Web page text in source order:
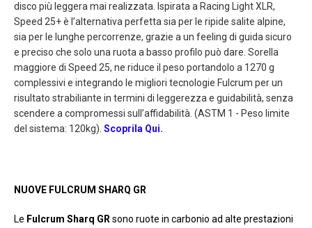
disco più leggera mai realizzata. Ispirata a Racing Light XLR,
Speed 25+ è l’alternativa perfetta sia per le ripide salite alpine,
sia per le lunghe percorrenze, grazie a un feeling di guida sicuro
e preciso che solo una ruota a basso profilo può dare. Sorella
maggiore di Speed 25, ne riduce il peso portandolo a 1270 g
complessivi e integrando le migliori tecnologie Fulcrum per un
risultato strabiliante in termini di leggerezza e guidabilità, senza
scendere a compromessi sull’affidabilità. (ASTM 1 - Peso limite
del sistema: 120kg). Scoprila Qui.
NUOVE FULCRUM SHARQ GR
Le Fulcrum Sharq GR sono ruote in carbonio ad alte prestazioni